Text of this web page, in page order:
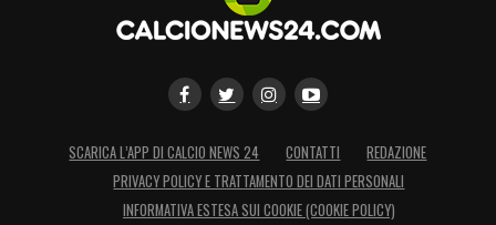
SCARICA L’APP DI CALCIO NEWS 24 CONTATTI
REDAZIONE
PRIVACY POLICY E TRATTAMENTO DEI DATI PERSONALI
INFORMATIVA ESTESA SUI COOKIE (COOKIE POLICY)